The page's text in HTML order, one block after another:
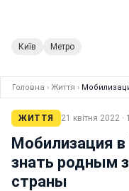
Київ Метро
Головна › Життя ›
ЖИТТЯ 21 квітня 2022 ·
Мобилизация в
знать родным
страны